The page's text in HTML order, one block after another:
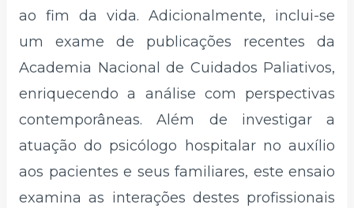
ao fim da vida. Adicionalmente, inclui-se
um exame de publicações recentes da
Academia Nacional de Cuidados Paliativos,
enriquecendo a análise com perspectivas
contemporâneas. Além de investigar a
atuação do psicólogo hospitalar no auxílio
aos pacientes e seus familiares, este ensaio
examina as interações destes profissionais